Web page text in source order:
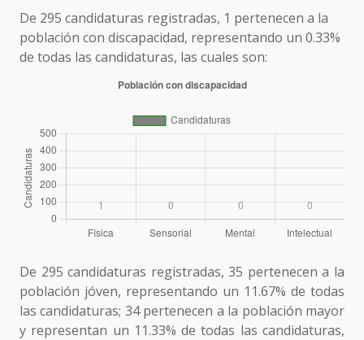
De 295 candidaturas registradas, 1 pertenecen a la
población con discapacidad, representando un 0.33%
de todas las candidaturas, las cuales son:
De 295 candidaturas registradas, 35 pertenecen a la
población jóven, representando un 11.67% de todas
las candidaturas; 34 pertenecen a la población mayor
y representan un 11.33% de todas las candidaturas,